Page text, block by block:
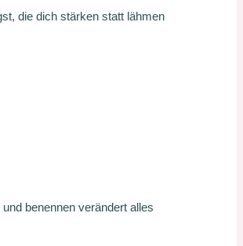
die dich stärken statt lähmen
benennen verändert alles